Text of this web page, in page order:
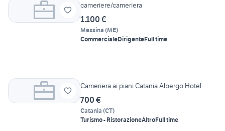
cameriere/cameriera
1.100 €
Messina (ME)
CommercialeDirigenteFull time
Cameriera ai piani Catania Albergo Hotel
700 €
Catania (CT)
Turismo - RistorazioneAltroFull time